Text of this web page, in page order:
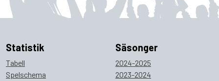
Statistik
Tabell
Spelschema
Säsonger
2024-2025
2023-2024